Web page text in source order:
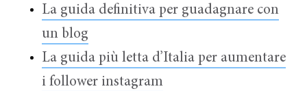
La guida definitiva per guadagnare con
un blog
La guida più letta d’Italia per aumentare
i follower instagram